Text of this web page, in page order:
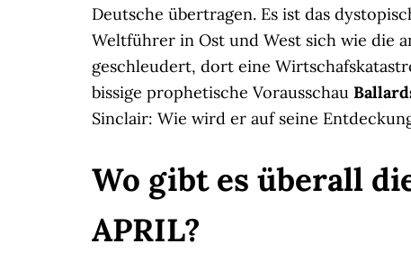
Deutsche übertragen. Es ist das
Weltführer in Ost und West sich wie die
geschleudert, dort eine
bissige prophetische Vorausschau
Sinclair: Wie wird er auf seine
Wo gibt es überall
APRIL?